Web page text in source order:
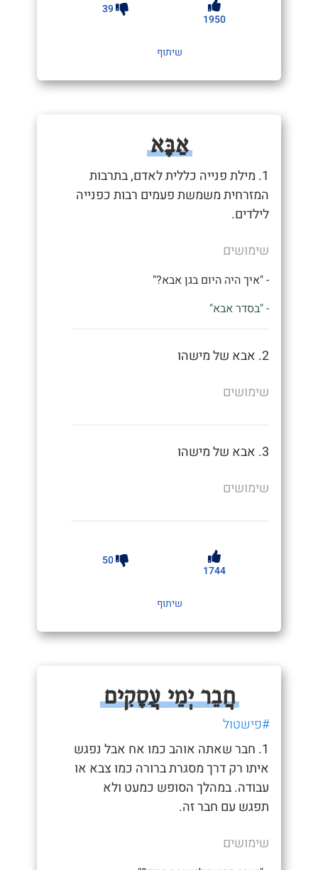
1950
39
שיתוף
אַבָּא
1. מילת פנייה כללית לאדם, בתרבות
המזרחית משמשת פעמים רבות כפנייה
לילדים.
שימושים
- "איך היה היום בגן אבא?"
- "בסדר אבא"
2. אבא של מישהו
שימושים
3. אבא של מישהו
שימושים
1744
50
שיתוף
חֲבֵר יְמֵי עֲסָקִים
#פישטול
1. חבר שאתה אוהב כמו אח אבל נפגש
איתו רק דרך מסגרת ברורה כמו צבא או
עבודה. במהלך הסופש כמעט ולא
תפגש עם חבר זה.
שימושים